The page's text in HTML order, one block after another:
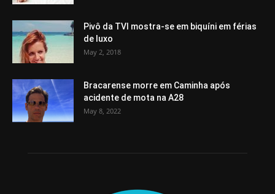
Pivô da TVI mostra-se em biquíni em férias
de luxo
May 2, 2018
Bracarense morre em Caminha após
acidente de mota na A28
May 8, 2022